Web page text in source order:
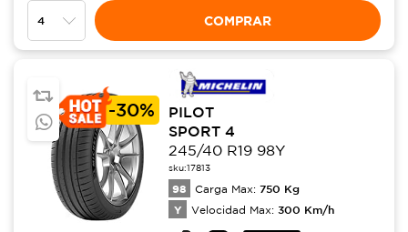
COMPRAR
-30%
PILOT
SPORT 4
245/40 R19 98Y
sku:17813
98 Carga Max: 750 Kg
Y Velocidad Max: 300 Km/h